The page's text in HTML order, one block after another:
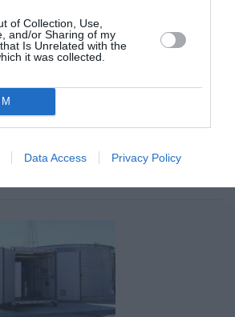
of Collection, Use,
and/or Sharing of my
Is Unrelated with the
it was collected.
Data Access Privacy Policy